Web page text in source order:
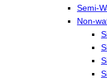
Semi-
Non-